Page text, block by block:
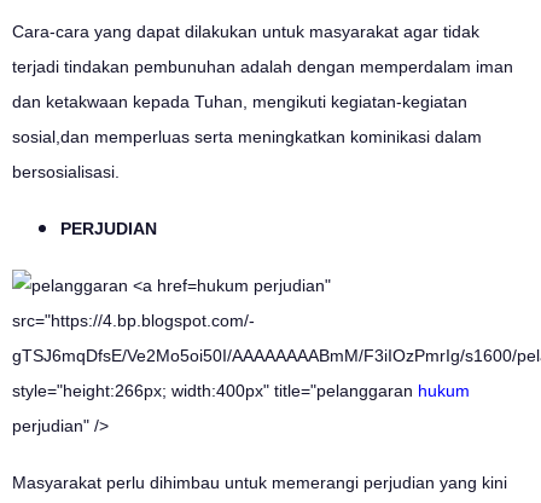
Cara-cara yang dapat dilakukan untuk masyarakat agar tidak
terjadi tindakan pembunuhan adalah dengan memperdalam iman
dan ketakwaan kepada Tuhan, mengikuti kegiatan-kegiatan
sosial,dan memperluas serta meningkatkan kominikasi dalam
bersosialisasi.
PERJUDIAN
hukum perjudian"
src="https://4.bp.blogspot.com/-
gTSJ6mqDfsE/Ve2Mo5oi50I/AAAAAAAABmM/F3iIOzPmrIg/s1600/
style="height:266px; width:400px" title="pelanggaran hukum
perjudian" />
Masyarakat perlu dihimbau untuk memerangi perjudian yang kini